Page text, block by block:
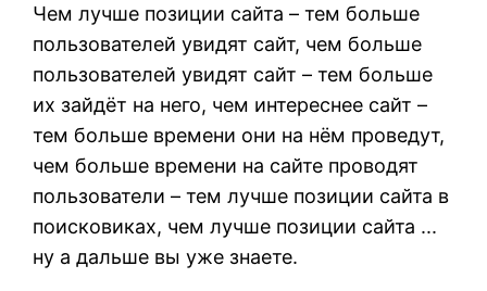
Чем лучше позиции сайта – тем больше
пользователей увидят сайт, чем больше
пользователей увидят сайт – тем больше
их зайдёт на него, чем интереснее сайт –
тем больше времени они на нём проведут,
чем больше времени на сайте проводят
пользователи – тем лучше позиции сайта в
поисковиках, чем лучше позиции сайта ...
ну а дальше вы уже знаете.